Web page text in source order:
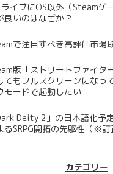
イブにOS以外（Steamゲ
良いのはなぜか？
で注目すべき高評価市場
版「ストリートファイタ
てもフルスクリーンになっ
モードで起動したい
Deity 2」の日本語化予
るSRPG開拓の先駆性（※訂
カテゴリー